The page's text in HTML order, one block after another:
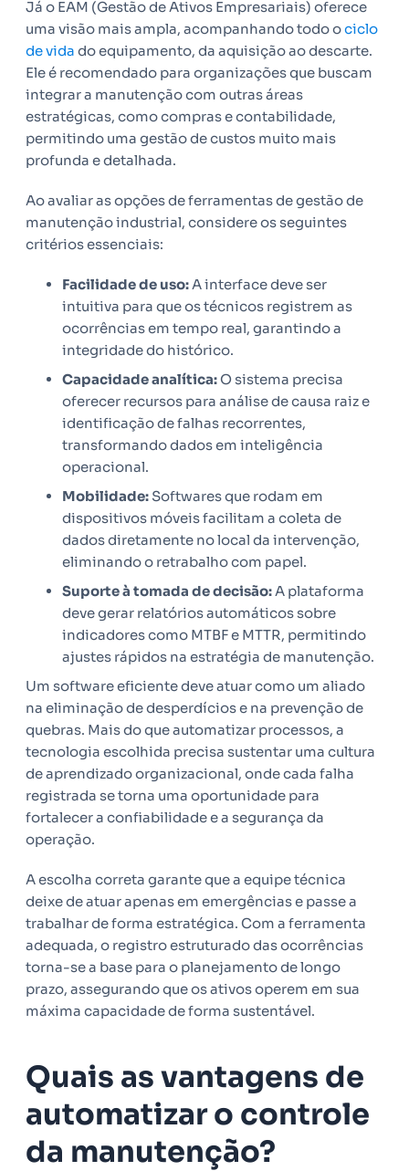
Já o EAM (Gestão de Ativos Empresariais) oferece
uma visão mais ampla, acompanhando todo ociclo
de vida do equipamento, da aquisição ao descarte.
Ele é recomendado para organizações que buscam
integrar a manutenção com outras áreas
estratégicas, como compras e contabilidade,
permitindo uma gestão de custos muito mais
profunda e detalhada.
Ao avaliar as opções de ferramentas de gestão de
manutenção industrial, considere os seguintes
critérios essenciais:
Facilidade de uso:A interface deve ser
intuitiva para que os técnicos registrem as
ocorrências em tempo real, garantindo a
integridade do histórico.
Capacidade analítica:O sistema precisa
oferecer recursos para análise de causa raiz e
identificação de falhas recorrentes,
transformando dados em inteligência
operacional.
Mobilidade: Softwares que rodam em
dispositivos móveis facilitam a coleta de
dados diretamente no local da intervenção,
eliminando o retrabalho com papel.
Suporte à tomada de decisão:A plataforma
deve gerar relatórios automáticos sobre
indicadores como MTBF e MTTR, permitindo
ajustes rápidos na estratégia de manutenção.
Um software eficiente deve atuar como um aliado
na eliminação de desperdícios e na prevenção de
quebras. Mais do que automatizar processos, a
tecnologia escolhida precisa sustentar uma cultura
de aprendizado organizacional, onde cada falha
registrada se torna uma oportunidade para
fortalecer a confiabilidade e a segurança da
operação.
A escolha correta garante que a equipe técnica
deixe de atuar apenas em emergências e passe a
trabalhar de forma estratégica. Com a ferramenta
adequada, o registro estruturado das ocorrências
torna-se a base para o planejamento de longo
prazo, assegurando que os ativos operem em sua
máxima capacidade de forma sustentável.
Quais as vantagens de
automatizar o controle
da manutenção?